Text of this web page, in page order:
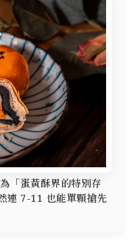
「蛋黃酥界的特別存
連 7-11 也能單顆搶先